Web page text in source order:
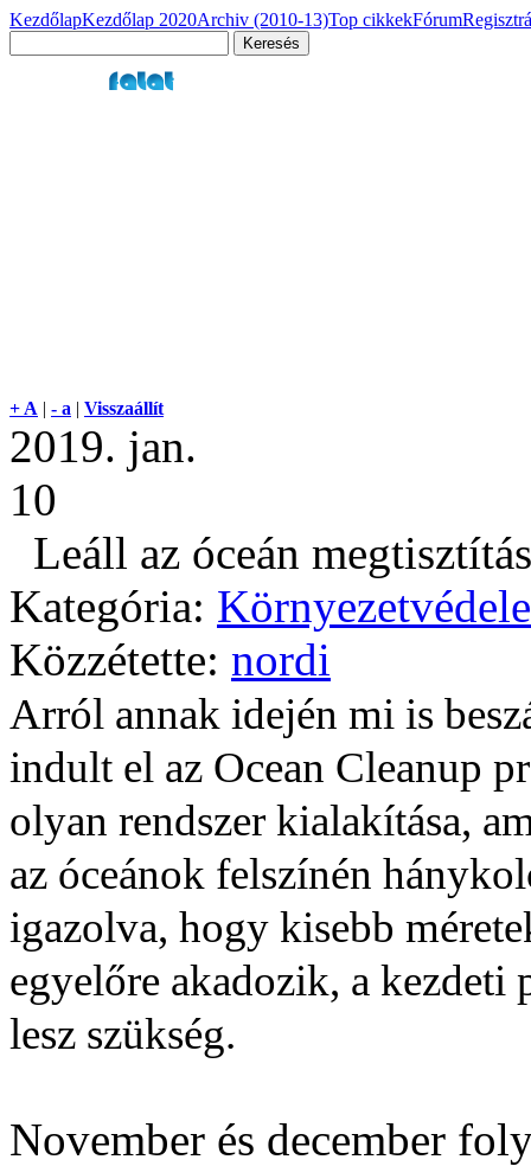
KezdőlapKezdőlap 2020Archiv (2010-13)Top cikkekFórum
+ A | - a | Visszaállít
2019. jan.
10
Leáll az óceán
Kategória:
Közzétette: nordi
Arról annak idején mi is
indult el az Ocean Cleanup
olyan rendszer kialakítása,
az óceánok felszínén
igazolva, hogy kisebb
egyelőre akadozik, a kezdeti
lesz szükség.
November és december